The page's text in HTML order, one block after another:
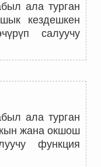
ала турган
кездешкен
салуучу
ала турган
жана окшош
функция